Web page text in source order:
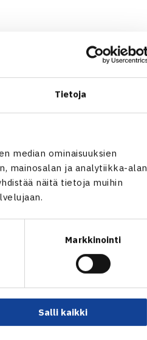
Tietoja
median ominaisuuksien
mainosalan ja analytiikka-alan
näitä tietoja muihin
Markkinointi
Salli kaikki
HyTS (3.) – Alexandra
Laura Yrjö-Koskinen HyTS 61
Lotta Sarpola JTS 61 75
Herkko Pöllänen HVS (1.)
Herkko Pöllänen HVS (1.)